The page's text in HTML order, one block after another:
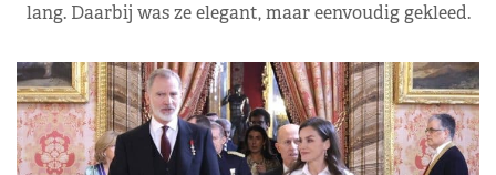
lang. Daarbij was ze elegant, maar eenvoudig gekleed.